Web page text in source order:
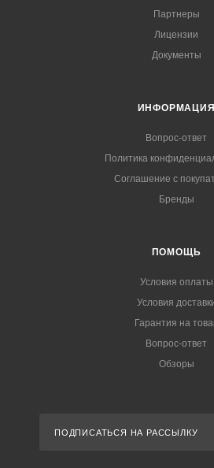
Партнеры
Лицензии
Документы
ИНФОРМАЦИЯ
Вопрос-ответ
Политика
Соглашение с
Бренды
ПОМОЩЬ
Условия оплаты
Условия
Гарантия на
Вопрос-ответ
Обзоры
ПОДПИСАТЬСЯ НА РАССЫЛКУ